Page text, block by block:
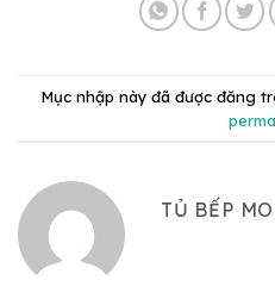
Mục nhập này đã được đăng
TỦ BẾP